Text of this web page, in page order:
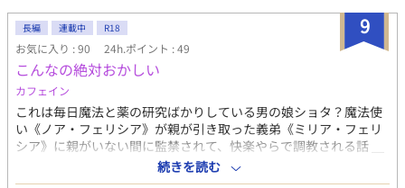
高野 凪子のサポートにより無事医学部への入学を果たす。そこ
で始めて、彰は人間界を離れて１０年という時が過ぎていたと知
り衝撃を受ける。 ある夜。彰は大学の講義の帰りに立ち寄った
繁華街・川島町の一角で数人でクスリを吸引しているチャイニー
ズマフィアの男達と鉢合わせてしまう。そこで彰の危機を救った
のは、高校時代同級生であり今や川島町を拠点とする武闘派組織
流川組の中堅ヤクザ・田川 陽(たがわ あきら)だった。 「お
前・・・田川、田川陽か！？」 「彰・・・どうしたんだよその長
い髪っ」 また、大学教授の長期療養に伴い急遽教壇に上がった
のは医師となった実兄・秋山 諒(あきやま りょう)だった。
9
長編 連載中 R18
お気に入り : 90 24h.ポイント : 49
こんなの絶対おかしい
カフェイン
これは毎日魔法と薬の研究ばかりしている男の娘ショタ？魔法使
い《ノア・フェリシア》が親が引き取った義弟《ミリア・フェリ
シア》に親がいない間に監禁されて、快楽やらで調教される話 ＿
＿＿＿＿＿＿＿＿＿＿＿＿＿＿＿＿＿ 更新頻度遅め 何でもあり
(男性妊娠、媚薬、監禁、調教、強姦、玩具、濁点・ハート喘ぎな
続きを読む